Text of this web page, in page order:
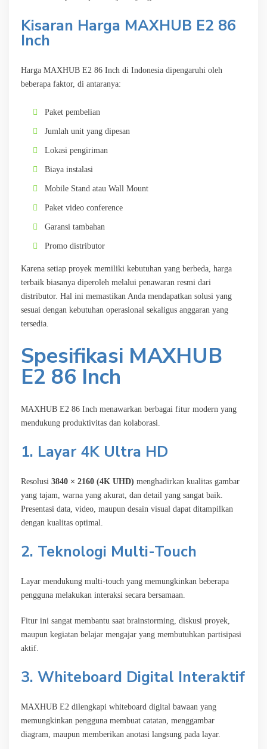
Kisaran Harga MAXHUB E2 86
Inch
Harga MAXHUB E2 86 Inch di Indonesia dipengaruhi oleh
beberapa faktor, di antaranya:
Paket pembelian
Jumlah unit yang dipesan
Lokasi pengiriman
Biaya instalasi
Mobile Stand atau Wall Mount
Paket video conference
Garansi tambahan
Promo distributor
Karena setiap proyek memiliki kebutuhan yang berbeda, harga
terbaik biasanya diperoleh melalui penawaran resmi dari
distributor. Hal ini memastikan Anda mendapatkan solusi yang
sesuai dengan kebutuhan operasional sekaligus anggaran yang
tersedia.
Spesifikasi MAXHUB
E2 86 Inch
MAXHUB E2 86 Inch menawarkan berbagai fitur modern yang
mendukung produktivitas dan kolaborasi.
1. Layar 4K Ultra HD
Resolusi 3840 × 2160 (4K UHD) menghadirkan kualitas gambar
yang tajam, warna yang akurat, dan detail yang sangat baik.
Presentasi data, video, maupun desain visual dapat ditampilkan
dengan kualitas optimal.
2. Teknologi Multi-Touch
Layar mendukung multi-touch yang memungkinkan beberapa
pengguna melakukan interaksi secara bersamaan.
Fitur ini sangat membantu saat brainstorming, diskusi proyek,
maupun kegiatan belajar mengajar yang membutuhkan partisipasi
aktif.
3. Whiteboard Digital Interaktif
MAXHUB E2 dilengkapi whiteboard digital bawaan yang
memungkinkan pengguna membuat catatan, menggambar
diagram, maupun memberikan anotasi langsung pada layar.